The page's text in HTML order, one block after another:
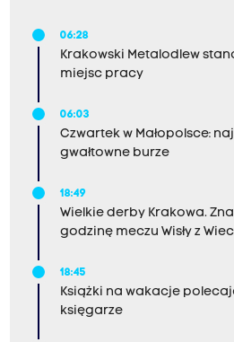
06:28
Krakowski Metalodlew
miejsc pracy
06:03
Czwartek w Małopolsce:
gwałtowne burze
18:49
Wielkie derby Krakowa.
godzinę meczu Wisły z
18:45
Książki na wakacje
księgarze